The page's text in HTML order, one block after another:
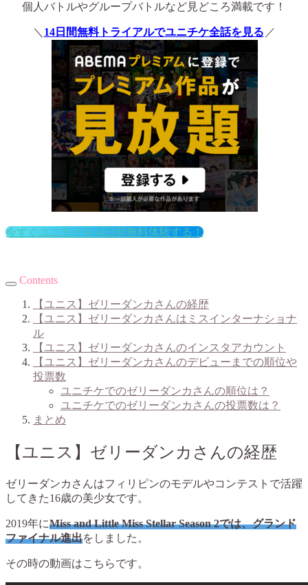
個人バトルやグループバトルなど見どころ満載です！
＼ 14日間無料トライアルでユニチケ全話を見る ／
今すぐユニチケを14日間無料体験する！
Contents
【ユニス】ゼリーダンカさんの経歴
【ユニス】ゼリーダンカさんはミスインターナショナ
ル
【ユニス】 ゼリーダンカさんのインスタアカウント
【ユニス】ゼリーダンカさんのデビューまでの順位や
投票数
ユニチケでのゼリーダンカさんの順位は？
ユニチケでのゼリーダンカさんの投票数は？
まとめ
【ユニス】ゼリーダンカさんの経歴
ゼリーダンカさんはフィリピンのモデルやコンテストで活躍
してきた16歳の美少女です。
2019年にMiss and Little Miss Stellar Season 2では、グランド
ファイナル進出をしました。
その時の動画はこちらです。